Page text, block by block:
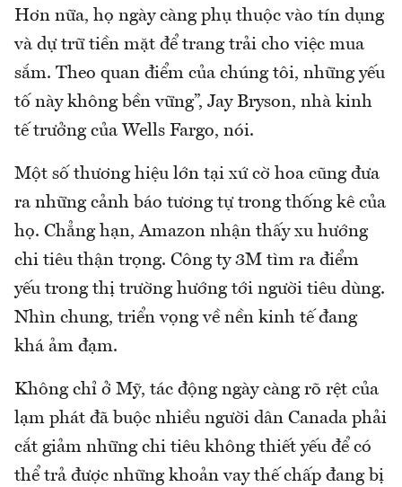
Hơn nữa, họ ngày càng phụ thuộc vào tín dụng
và dự trữ tiền mặt để trang trải cho việc mua
sắm. Theo quan điểm của chúng tôi, những yếu
tố này không bền vững”, Jay Bryson, nhà kinh
tế trưởng của Wells Fargo, nói.
Một số thương hiệu lớn tại xứ cờ hoa cũng đưa
ra những cảnh báo tương tự trong thống kê của
họ. Chẳng hạn, Amazon nhận thấy xu hướng
chi tiêu thận trọng. Công ty 3M tìm ra điểm
yếu trong thị trường hướng tới người tiêu dùng.
Nhìn chung, triển vọng về nền kinh tế đang
khá ảm đạm.
Không chỉ ở Mỹ, tác động ngày càng rõ rệt của
lạm phát đã buộc nhiều người dân Canada phải
cắt giảm những chi tiêu không thiết yếu để có
thể trả được những khoản vay thế chấp đang bị